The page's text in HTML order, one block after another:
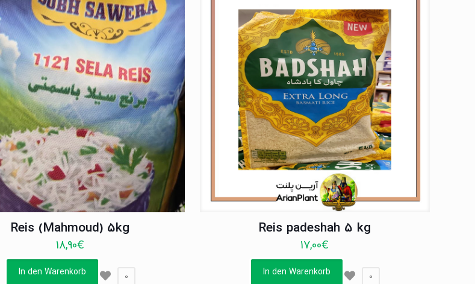
Reis (Mahmoud) 5kg
18,90€
In den Warenkorb 0
Reis padeshah 5 kg
17,00€
In den Warenkorb 0